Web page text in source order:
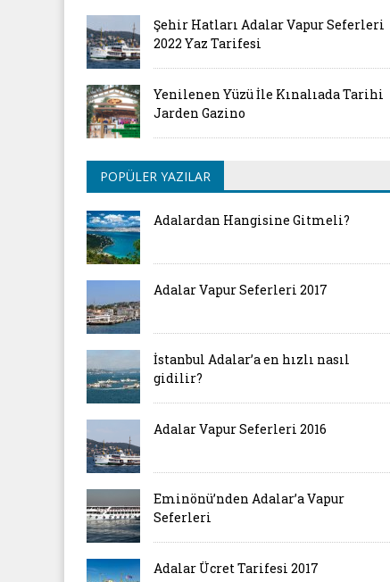
Şehir Hatları Adalar Vapur Seferleri
2022 Yaz Tarifesi
Yenilenen Yüzü İle Kınalıada Tarihi
Jarden Gazino
POPÜLER YAZILAR
Adalardan Hangisine Gitmeli?
Adalar Vapur Seferleri 2017
İstanbul Adalar’a en hızlı nasıl
gidilir?
Adalar Vapur Seferleri 2016
Eminönü’nden Adalar’a Vapur
Seferleri
Adalar Ücret Tarifesi 2017